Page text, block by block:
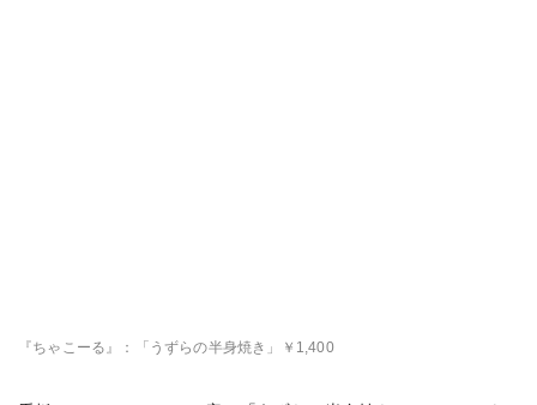
『ちゃこーる』：「うずらの半身焼き」￥1,400